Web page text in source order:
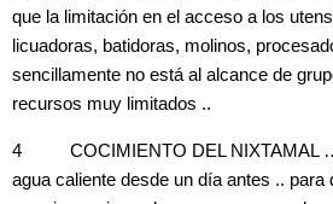
que la limitación en el acceso a los
licuadoras, batidoras, molinos,
sencillamente no está al alcance de
recursos muy limitados ..
4 COCIMIENTO DEL NIXTAMAL …
agua caliente desde un día antes .. para